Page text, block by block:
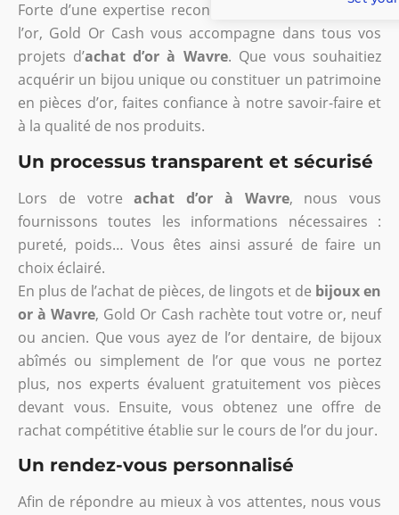
Forte d’une expertise reconnue dans le domaine de
l’or, Gold Or Cash vous accompagne dans tous vos
projets d’achat d’or à Wavre. Que vous souhaitiez
acquérir un bijou unique ou constituer un patrimoine
en pièces d’or, faites confiance à notre savoir-faire et
à la qualité de nos produits.
Un processus transparent et sécurisé
Lors de votreachat d’or à Wavre, nous vous
fournissons toutes les informations nécessaires :
pureté, poids… Vous êtes ainsi assuré de faire un
choix éclairé.
En plus de l’achat de pièces, de lingots et de bijoux en
or à Wavre, Gold Or Cash rachète tout votre or, neuf
ou ancien. Que vous ayez de l’or dentaire, de bijoux
abîmés ou simplement de l’or que vous ne portez
plus, nos experts évaluent gratuitement vos pièces
devant vous. Ensuite, vous obtenez une offre de
rachat compétitive établie sur le cours de l’or du jour.
Un rendez-vous personnalisé
Afin de répondre au mieux à vos attentes, nous vous